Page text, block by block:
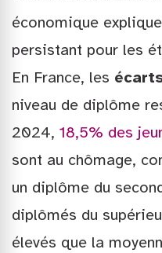
économique
persistant pour les
En France, les
niveau de diplôme
2024, 18,5% des
sont au chômage,
un diplôme du
diplômés du
élevés que la